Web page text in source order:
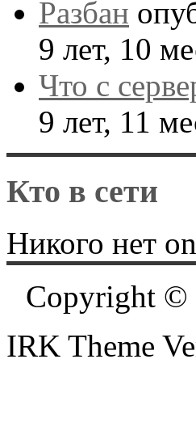
Разбан
9 лет, 10
Что с
9 лет, 11
Кто в сети
Никого нет
Copyright ©
IRK Theme